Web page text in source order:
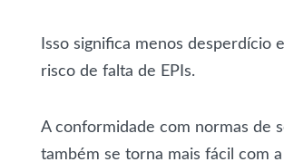
Isso significa menos desperdício
risco de falta de EPIs.
A conformidade com normas de
também se torna mais fácil com a